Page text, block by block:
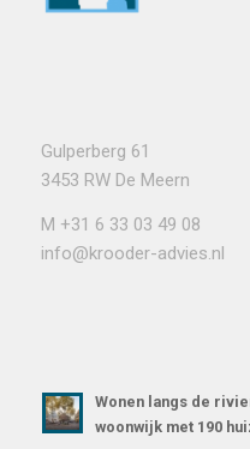
Gulperberg 61
3453 RW De Meern
M +31 6 33 03 49 08
info@krooder-advies.nl
Wonen langs de
woonwijk met 190